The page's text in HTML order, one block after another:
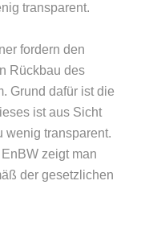
transparent.
fordern den
Rückbau des
Grund dafür ist die
ist aus Sicht
wenig transparent.
zeigt man
der gesetzlichen